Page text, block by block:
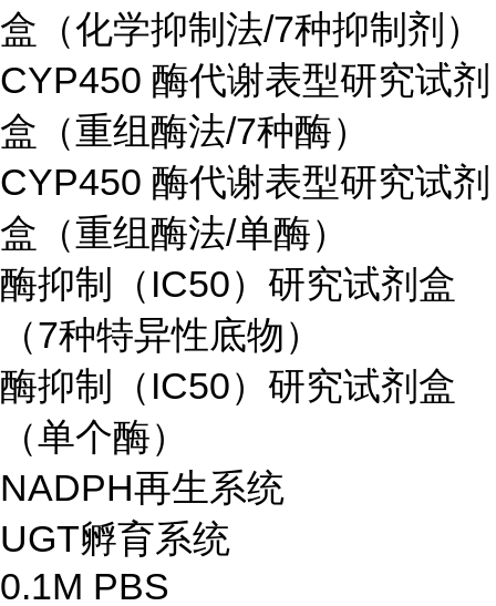
盒（化学抑制法/7种抑制剂）
CYP450 酶代谢表型研究试剂
盒（重组酶法/7种酶）
CYP450 酶代谢表型研究试剂
盒（重组酶法/单酶）
酶抑制（IC50）研究试剂盒
（7种特异性底物）
酶抑制（IC50）研究试剂盒
（单个酶）
NADPH再生系统
UGT孵育系统
0.1M PBS